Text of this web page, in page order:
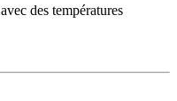
des températures